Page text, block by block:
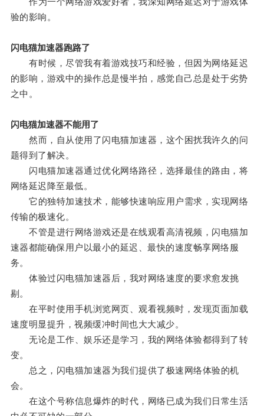
验的影响。
闪电猫加速器跑路了
有时候，尽管我有着游戏技巧和经验，但因为网络延迟
的影响，游戏中的操作总是慢半拍，感觉自己总是处于劣势
之中。
闪电猫加速器不能用了
然而，自从使用了闪电猫加速器，这个困扰我许久的问
题得到了解决。
闪电猫加速器通过优化网络路径，选择最佳的路由，将
网络延迟降至最低。
它的独特加速技术，能够快速响应用户需求，实现网络
传输的极速化。
不管是进行网络游戏还是在线观看高清视频，闪电猫加
速器都能确保用户以最小的延迟、最快的速度畅享网络服
务。
体验过闪电猫加速器后，我对网络速度的要求愈发挑
剔。
在平时使用手机浏览网页、观看视频时，发现页面加载
速度明显提升，视频缓冲时间也大大减少。
无论是工作、娱乐还是学习，我的网络体验都得到了转
变。
总之，闪电猫加速器为我们提供了极速网络体验的机
会。
在这个号称信息爆炸的时代，网络已成为我们日常生活